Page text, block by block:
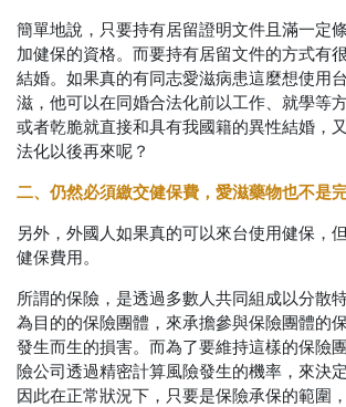
簡單地說，只要持有居留證明文件且滿一定
加健保的資格。而要持有居留文件的方式有
結婚。如果真的有同志愛滋病患這麼想使用
滋，他可以在同婚合法化前以工作、就學等
或者乾脆就直接和具有我國籍的異性結婚，
法化以後再來呢？
二、仍然必須繳交健保費，愛滋藥物也不是
另外，外國人如果真的可以來台使用健保，
健保費用。
所謂的保險，是透過多數人共同組成以分散
為目的的保險團體，來承擔參與保險團體的
發生而生的損害。而為了要維持這樣的保險
險公司透過精密計算風險發生的機率，來決
因此在正常狀況下，只要是保險承保的範圍